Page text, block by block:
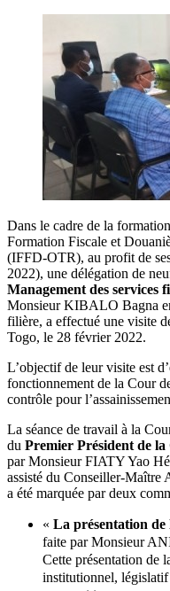
Dans le cadre de la
Formation Fiscale et
(IFFD-OTR), au profit de
2022), une délégation de
Management des services
Monsieur KIBALO Bagna
filière, a effectué une visite
Togo, le 28 février 2022.
L’objectif de leur visite est
fonctionnement de la Cour
contrôle pour
La séance de travail à la
du Premier Président de
par Monsieur FIATY Yao
assisté du Conseiller-
a été marquée par deux
« La présentation de
faite par Monsieur
Cette présentation de
institutionnel, législatif